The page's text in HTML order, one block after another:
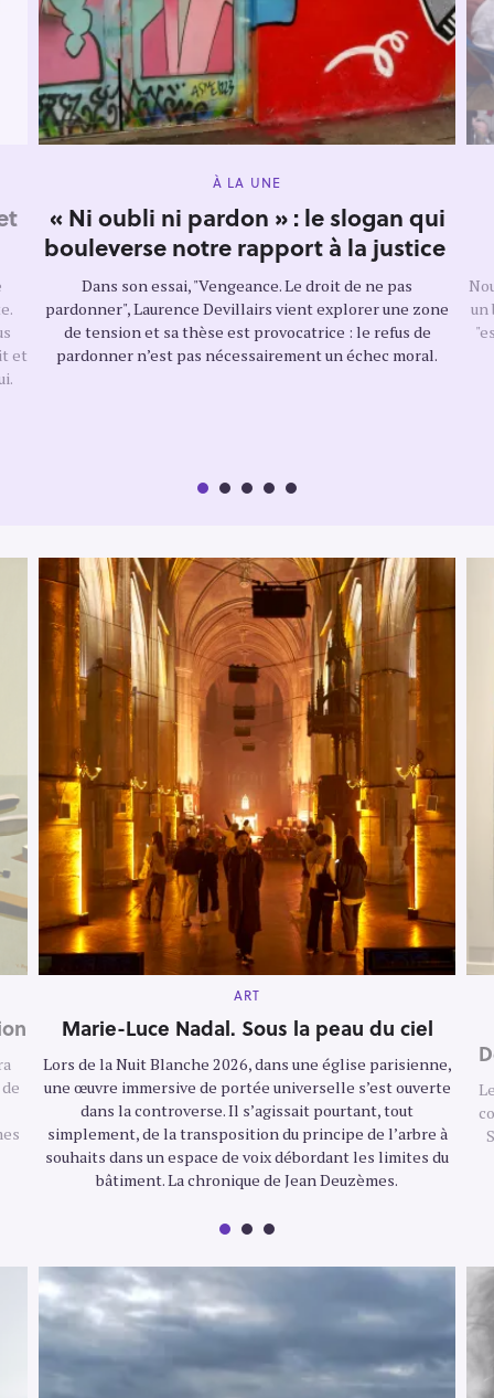
et
M
I
N
A
E
G
O
R
Y
À LA UNE
« Ni oubli ni pardon » : le slogan qui
bouleverse notre rapport à la justice
Dans son essai, "Vengeance. Le droit de ne pas
pardonner", Laurence Devillairs vient explorer une zone
de tension et sa thèse est provocatrice : le refus de
pardonner n’est pas nécessairement un échec moral.
un
M
I
N
A
T
E
G
O
R
Y
ART
Marie-Luce Nadal. Sous la peau du ciel
Lors de la Nuit Blanche 2026, dans une église parisienne,
une œuvre immersive de portée universelle s’est ouverte
dans la controverse. Il s’agissait pourtant, tout
simplement, de la transposition du principe de l’arbre à
souhaits dans un espace de voix débordant les limites du
bâtiment. La chronique de Jean Deuzèmes.